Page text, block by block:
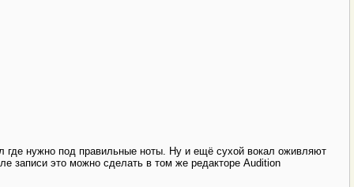
где нужно под правильные ноты. Ну и ещё сухой вокал оживляют
записи это можно сделать в том же редакторе Audition